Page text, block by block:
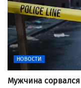
НОВОСТИ
Мужчина сорвался